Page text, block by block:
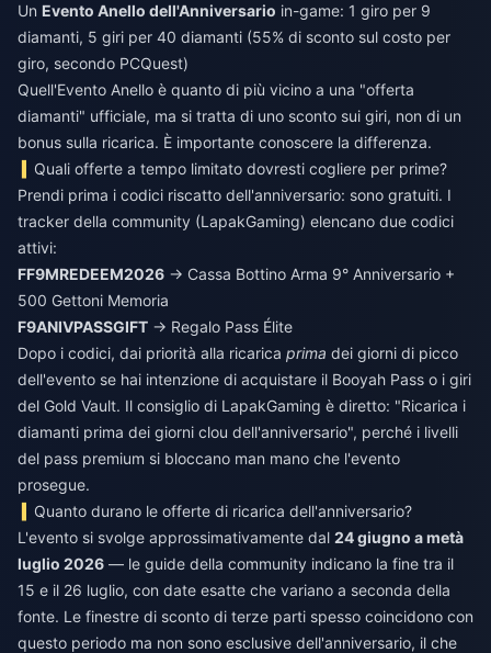
Un Evento Anello dell'Anniversario in-game: 1 giro per 9
diamanti, 5 giri per 40 diamanti (55% di sconto sul costo per
giro, secondo PCQuest)
Quell'Evento Anello è quanto di più vicino a una "offerta
diamanti" ufficiale, ma si tratta di uno sconto sui giri, non di un
bonus sulla ricarica. È importante conoscere la differenza.
Quali offerte a tempo limitato dovresti cogliere per prime?
Prendi prima i codici riscatto dell'anniversario: sono gratuiti. I
tracker della community (LapakGaming) elencano due codici
attivi:
FF9MREDEEM2026 → Cassa Bottino Arma 9° Anniversario +
500 Gettoni Memoria
F9ANIVPASSGIFT → Regalo Pass Élite
Dopo i codici, dai priorità alla ricarica prima dei giorni di picco
dell'evento se hai intenzione di acquistare il Booyah Pass o i giri
del Gold Vault. Il consiglio di LapakGaming è diretto: "Ricarica i
diamanti prima dei giorni clou dell'anniversario", perché i livelli
del pass premium si bloccano man mano che l'evento
prosegue.
Quanto durano le offerte di ricarica dell'anniversario?
L'evento si svolge approssimativamente dal 24 giugno a metà
luglio 2026 — le guide della community indicano la fine tra il
15 e il 26 luglio, con date esatte che variano a seconda della
fonte. Le finestre di sconto di terze parti spesso coincidono con
questo periodo ma non sono esclusive dell'anniversario, il che